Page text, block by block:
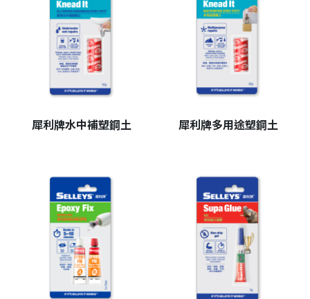
犀利牌水中補塑鋼土 犀利牌多用途塑鋼土